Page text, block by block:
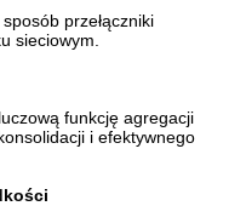
przełączniki
sieciowym.
funkcję agregacji
i efektywnego